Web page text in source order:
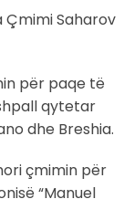
Çmimi Saharov
për paqe të
qytetar
dhe Breshia.
çmimin për
“Manuel